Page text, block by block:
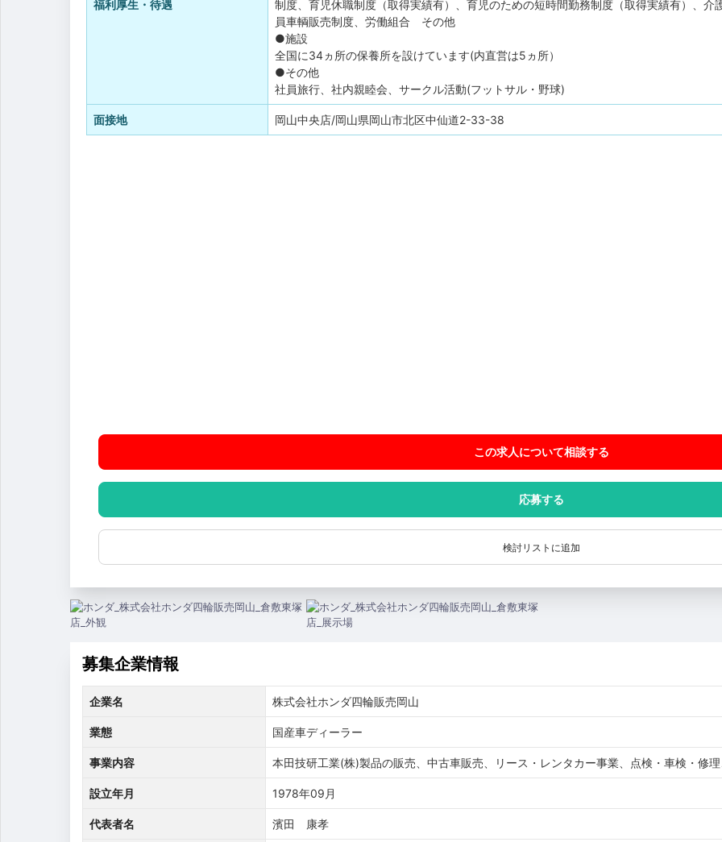
福利厚生・待遇
制度、育児休職制度（取得実績有）、育児のための短時間勤務制度（取得実績有）、
員車輌販売制度、労働組合 その他
●施設
全国に34ヵ所の保養所を設けています(内直営は5ヵ所）
●その他
社員旅行、社内親睦会、サークル活動(フットサル・野球)
面接地 岡山中央店/岡山県岡山市北区中仙道2-33-38
この求人について相談する
応募する
検討リストに追加
募集企業情報
企業名 株式会社ホンダ四輪販売岡山
業態 国産車ディーラー
事業内容 本田技研工業(株)製品の販売、中古車販売、リース・レンタカー事業、点検・車検・修
設立年月 1978年09月
代表者名 濱田 康孝